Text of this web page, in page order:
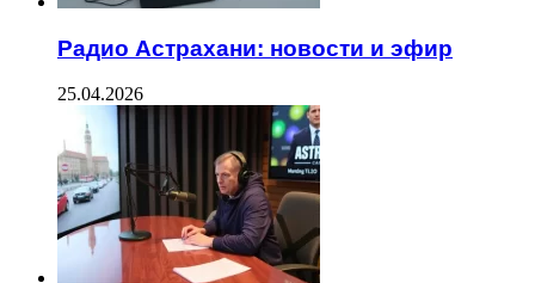
Радио Астрахани: новости и эфир
25.04.2026